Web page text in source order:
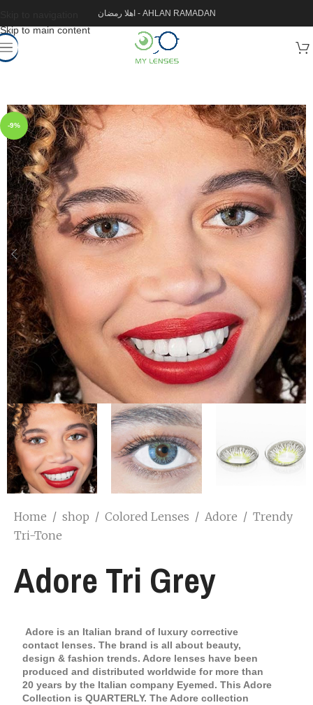
Skip to main content
اهلا رمضان - AHLAN RAMADAN
-9%
Home / shop / Colored Lenses / Adore / Trendy
Tri-Tone
Adore Tri Grey
Adore is an Italian brand of luxury corrective
contact lenses. The brand is all about beauty,
design & fashion trends. Adore lenses have been
produced and distributed worldwide for more than
20 years by the Italian company Eyemed. This Adore
Collection is QUARTERLY. The Adore collection